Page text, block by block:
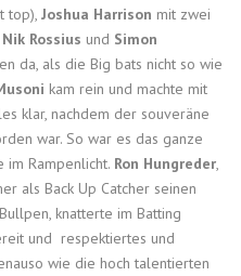
top), Joshua Harrison mit zwei
Nik Rossius und Simon
da, als die Big bats nicht so wie
kam rein und machte mit
klar, nachdem der souveräne
war. So war es das ganze
im Rampenlicht. Ron Hungreder,
als Back Up Catcher seinen
knatterte im Batting
und respektiertes und
wie die hoch talentierten